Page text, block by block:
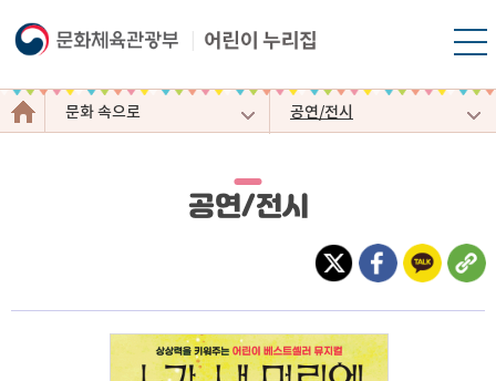
열기
문
화
이
문화 속으로 공연/전시
공연/전시